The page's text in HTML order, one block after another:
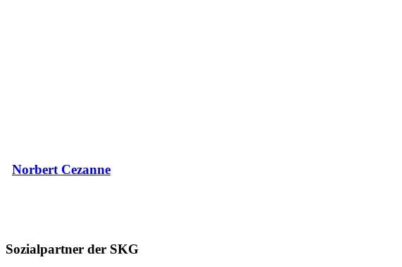
Norbert Cezanne
Sozialpartner der SKG